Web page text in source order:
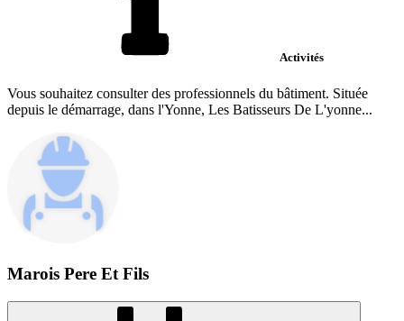
Activités
Vous souhaitez consulter des professionnels du bâtiment. Située
depuis le démarrage, dans l'Yonne, Les Batisseurs De L'yonne...
Marois Pere Et Fils